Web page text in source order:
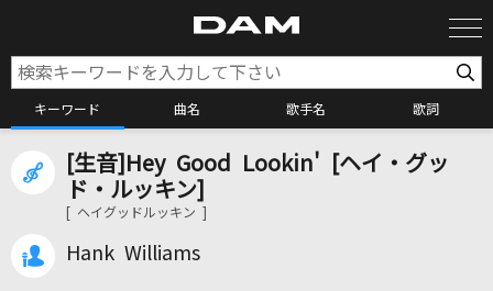
キーワード 曲名 歌手名 歌詞
カラオケ検索
[生音]Hey Good Lookin' [ヘイ・グッ
ド・ルッキン]
[ ヘイグッドルッキン ]
Hank Williams